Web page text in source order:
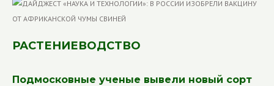
РАСТЕНИЕВОДСТВО
Подмосковные ученые вывели новый сорт